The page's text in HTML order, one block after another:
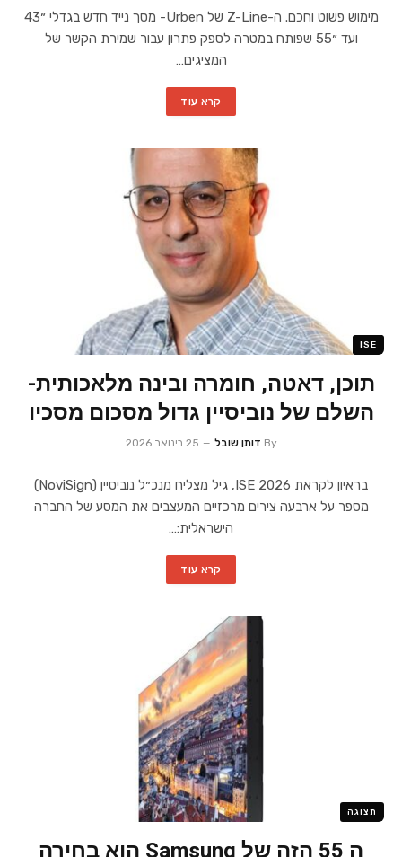
מימוש פשוט וחכם. ה-Z-Line של Urben- מסך נייד חדש בגדלי ״43
ועד ״55 שפותח במטרה לספק פתרון עבור שמירת הקשר של
המציגים…
קרא עוד
ISE
תוכן, דאטה, חומרה ובינה מלאכותית-
השלם של נוביסיין גדול מסכום מסכיו
By דותן שובל 25 בינואר 2026
בראיון לקראת ISE 2026, גיל מצליח מנכ״ל נוביסיין (NoviSign)
מספר על ארבעה צירים מרכזיים המעצבים את המסע של החברה
הישראלית:…
קרא עוד
תצוגה
ה 55 הזה של Samsung הוא בחירה